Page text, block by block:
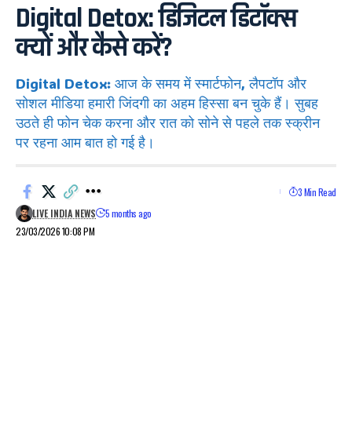
Digital Detox: डिजिटल डिटॉक्स
क्यों और कैसे करें?
Digital Detox: आज के समय में स्मार्टफोन, लैपटॉप और
सोशल मीडिया हमारी जिंदगी का अहम हिस्सा बन चुके हैं। सुबह
उठते ही फोन चेक करना और रात को सोने से पहले तक स्क्रीन
पर रहना आम बात हो गई है।
23/03/2026 10:08 PM
LIVE INDIA NEWS 5 months ago
3 Min Read